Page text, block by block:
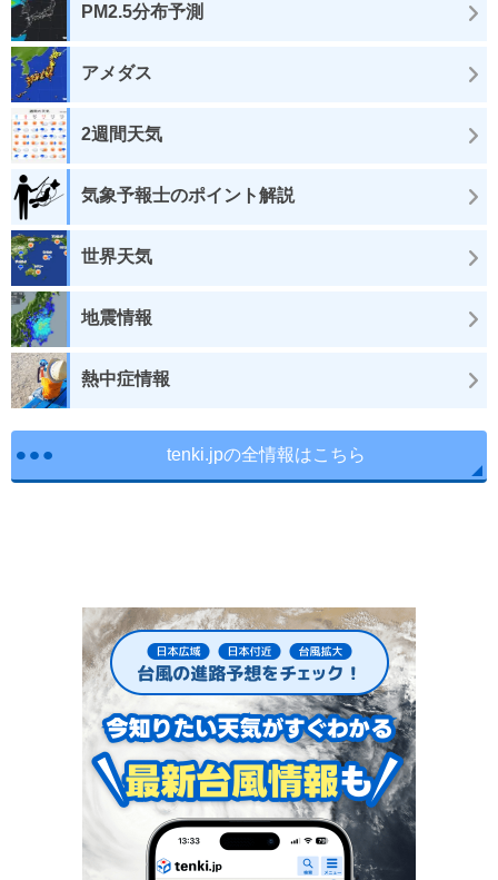
PM2.5分布予測
アメダス
2週間天気
気象予報士のポイント解説
世界天気
地震情報
熱中症情報
tenki.jpの全情報はこちら